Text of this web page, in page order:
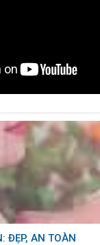
ĐẸP, AN TOÀN